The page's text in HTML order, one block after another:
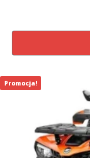
Promocja!